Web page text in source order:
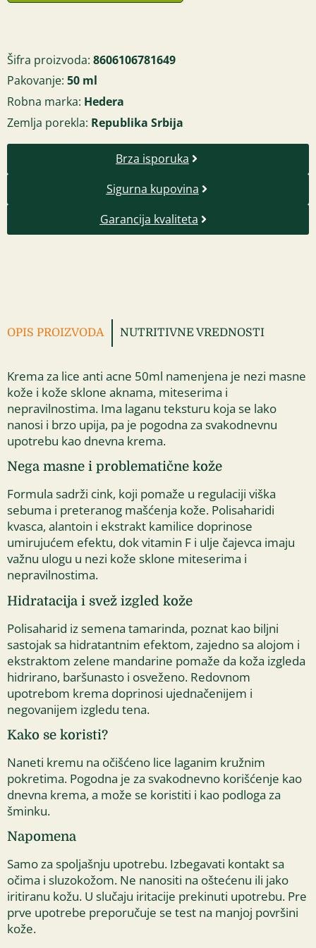
Šifra proizvoda: 8606106781649
Pakovanje: 50 ml
Robna marka: Hedera
Zemlja porekla: Republika Srbija
Brza isporuka
Sigurna kupovina
Garancija kvaliteta
OPIS PROIZVODA NUTRITIVNE VREDNOSTI
Krema za lice anti acne 50ml namenjena je nezi masne
kože i kože sklone aknama, miteserima i
nepravilnostima. Ima laganu teksturu koja se lako
nanosi i brzo upija, pa je pogodna za svakodnevnu
upotrebu kao dnevna krema.
Nega masne i problematične kože
Formula sadrži cink, koji pomaže u regulaciji viška
sebuma i preteranog mašćenja kože. Polisaharidi
kvasca, alantoin i ekstrakt kamilice doprinose
umirujućem efektu, dok vitamin F i ulje čajevca imaju
važnu ulogu u nezi kože sklone miteserima i
nepravilnostima.
Hidratacija i svež izgled kože
Polisaharid iz semena tamarinda, poznat kao biljni
sastojak sa hidratantnim efektom, zajedno sa alojom i
ekstraktom zelene mandarine pomaže da koža izgleda
hidrirano, baršunasto i osveženo. Redovnom
upotrebom krema doprinosi ujednačenijem i
negovanijem izgledu tena.
Kako se koristi?
Naneti kremu na očišćeno lice laganim kružnim
pokretima. Pogodna je za svakodnevno korišćenje kao
dnevna krema, a može se koristiti i kao podloga za
šminku.
Napomena
Samo za spoljašnju upotrebu. Izbegavati kontakt sa
očima i sluzokožom. Ne nanositi na oštećenu ili jako
iritiranu kožu. U slučaju iritacije prekinuti upotrebu. Pre
prve upotrebe preporučuje se test na manjoj površini
kože.